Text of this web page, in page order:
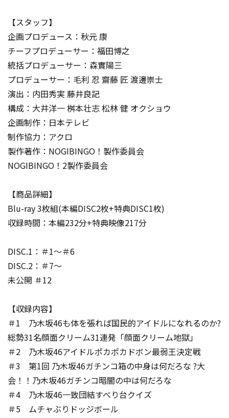
【スタッフ】
企画プロデュース：秋元 康
チーフプロデューサー：福田博之
統括プロデューサー：森實陽三
プロデューサー：毛利 忍 齋藤 匠 渡邊崇士
演出：内田秀実 藤井良記
構成：大井洋一 桝本壮志 松林 健 オクショウ
企画制作：日本テレビ
制作協力：アクロ
製作著作：NOGIBINGO！製作委員会
NOGIBINGO！2製作委員会
【商品詳細】
Blu-ray 3枚組(本編DISC2枚+特典DISC1枚)
収録時間：本編232分+特典映像217分
DISC.1：＃1～＃6
DISC.2：＃7～
未公開 ＃12
【収録内容】
＃1 乃木坂46も体を張れば国民的アイドルになれるのか?
総勢31名顔面クリーム31連発「顔面クリーム地獄」
＃2 乃木坂46アイドルポカポカドボン最弱王決定戦
＃3 第1回 乃木坂46ガチンコ箱の中身は何だろな ?大
会！！乃木坂46ガチンコ暗闇の中は何だろな
＃4 乃木坂46一致団結すべり台クイズ
＃5 ムチャぶりドッジボール